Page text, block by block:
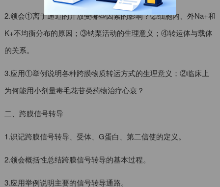
2.领会①离子通道的开放受哪些因素的影响？②细胞内、外Na+和
K+不均衡分布的原因；③钠栗活动的生理意义；④转运体与载体
的关系。
3.应用①举例说明各种跨膜物质转运方式的生理意义；②临床上
为何能用小剂量毒毛花苷类药物治疗心衰？
二、跨膜信号转导
1.识记跨膜信号转导、受体、G蛋白、第二信使的定义。
2.领会概括性总结跨膜信号转导的基本过程。
3.应用举例说明主要的信号转导通路。